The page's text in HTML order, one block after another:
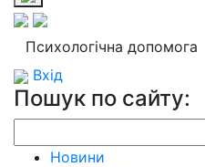
Психологічна допомога
Вхід
Пошук по сайту:
Новини